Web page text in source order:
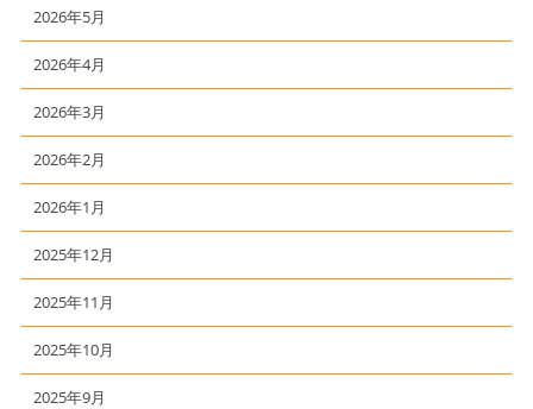
2026年5月
2026年4月
2026年3月
2026年2月
2026年1月
2025年12月
2025年11月
2025年10月
2025年9月